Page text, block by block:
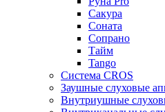
Сакура
Соната
Сопрано
Тайм
Tango
Система CROS
Заушные слуховые
Внутриушные